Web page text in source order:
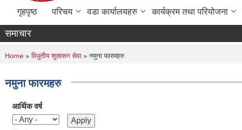
गृहपृष्ठ परिचय वडा कार्यालयहरु कार्यक्रम तथा परियोजना
समाचार
You are here
Home » विधुतीय शुसासन सेवा» नमुना फारमहरु
नमुना फारमहरु
आर्थिक वर्ष